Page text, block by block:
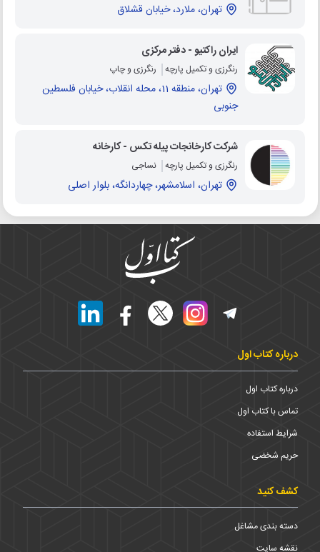
تهران، ملارد، خیابان قشلاق
ایران راکتیو - دفتر مرکزی
رنگرزی و تکمیل پارچه رنگرزی و چاپ
تهران، منطقه 11، محله انقلاب، خیابان فلسطین
جنوبی
شرکت کارخانجات پیله تکس - کارخانه
رنگرزی و تکمیل پارچه نساجی
تهران، اسلامشهر، چهاردانگه، بلوار اصلی
درباره کتاب اول
درباره کتاب اول
تماس با کتاب اول
شرایط استفاده
حریم شخضی
کشف کنید
دسته بندی مشاغل
نقشه سایت